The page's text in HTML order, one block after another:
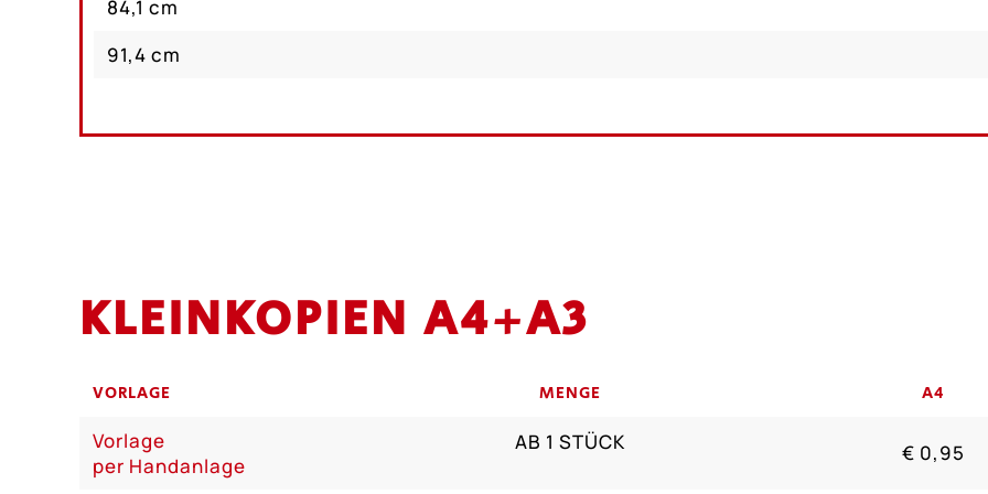
84,1 cm
91,4 cm
KLEINKOPIEN A4+A3
VORLAGE MENGE A4
Vorlage
per Handanlage
AB 1 STÜCK € 0,95